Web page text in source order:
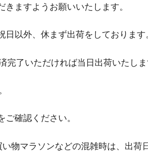
ますようお願いいたします。
以外、休まず出荷をしております
了いただければ当日出荷いたしま
確認ください。
物マラソンなどの混雑時は、出荷